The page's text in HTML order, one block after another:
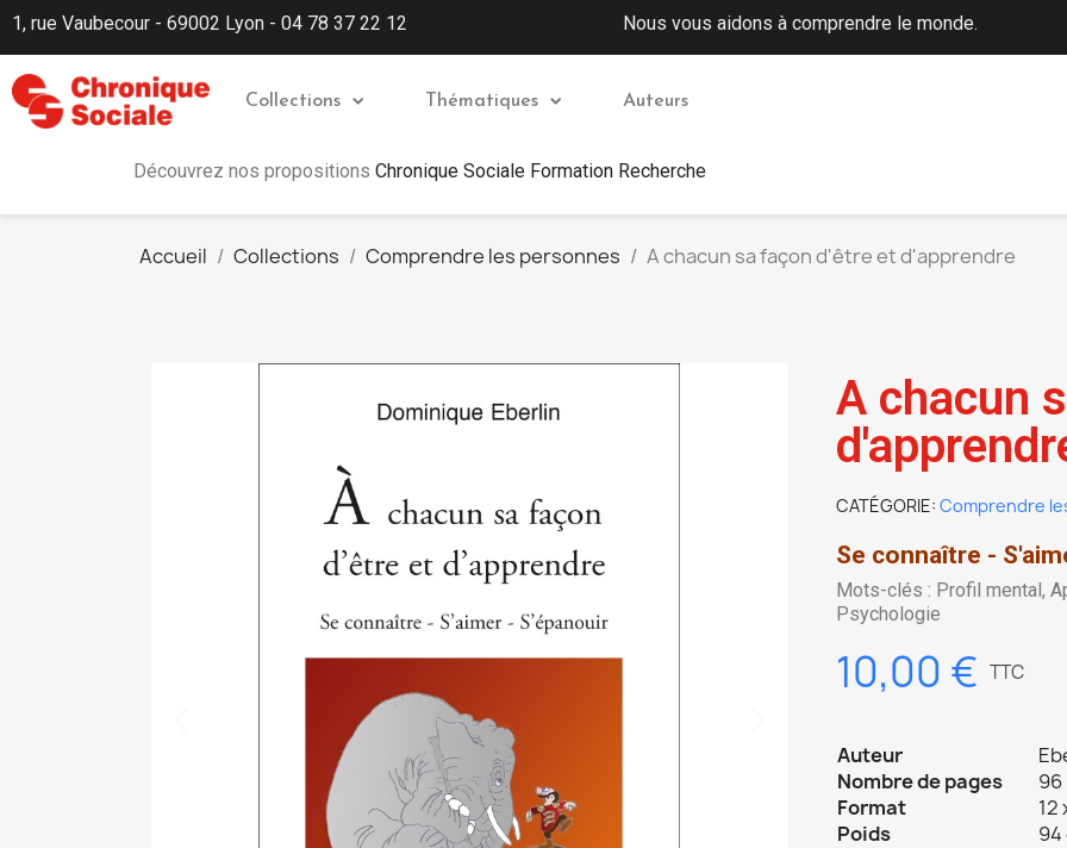
1, rue Vaubecour - 69002 Lyon - 04 78 37 22 12 Nous vous aidons à comprendre le monde.
Collections Thématiques Auteurs
Découvrez nos propositions Chronique Sociale Formation Recherche
Accueil Collections Comprendre les personnes A chacun sa façon d'être et d'apprendre
A chacun
CATÉGORIE Comprendre
Se connaître -
Mots-clés : Profil mental,
Psychologie
10,00 € TTC
Auteur
Nombre de pages
96
Format
12
Poids
94